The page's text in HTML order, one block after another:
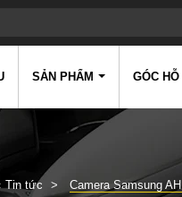
SẢN PHẨM GÓC
Tin tức Camera Samsung